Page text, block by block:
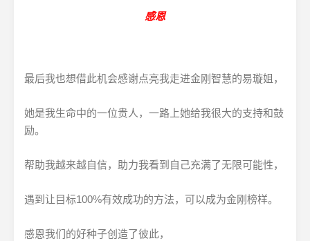
感恩
最后我也想借此机会感谢点亮我走进金刚智慧的易璇姐，
她是我生命中的一位贵人，一路上她给我很大的支持和鼓
励。
帮助我越来越自信，助力我看到自己充满了无限可能性，
遇到让目标100%有效成功的方法，可以成为金刚榜样。
感恩我们的好种子创造了彼此，